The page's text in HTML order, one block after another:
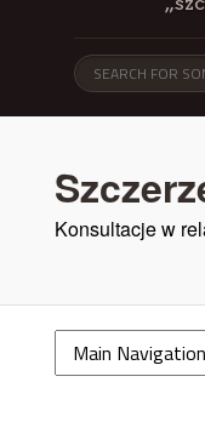
Konsultacje w